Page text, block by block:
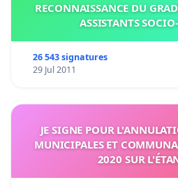
RECONNAISSANCE DU
ASSISTANTS
26 543 signatures
29 Jul 2011
JE SIGNE POUR
MUNICIPALES ET
2020 SUR